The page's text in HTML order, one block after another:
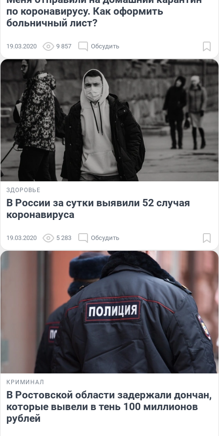
по коронавирусу. Как оформить
больничный лист?
19.03.2020 9 857 Обсудить
ЗДОРОВЬЕ
В России за сутки выявили 52 случая
коронавируса
19.03.2020 5 283 Обсудить
КРИМИНАЛ
В Ростовской области задержали дончан,
которые вывели в тень 100 миллионов
рублей